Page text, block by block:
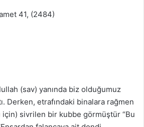
41, (2484)
(sav) yanında biz olduğumuz
Derken, etrafındaki binalara rağmen
için) sivrilen bir kubbe görmüştür “Bu